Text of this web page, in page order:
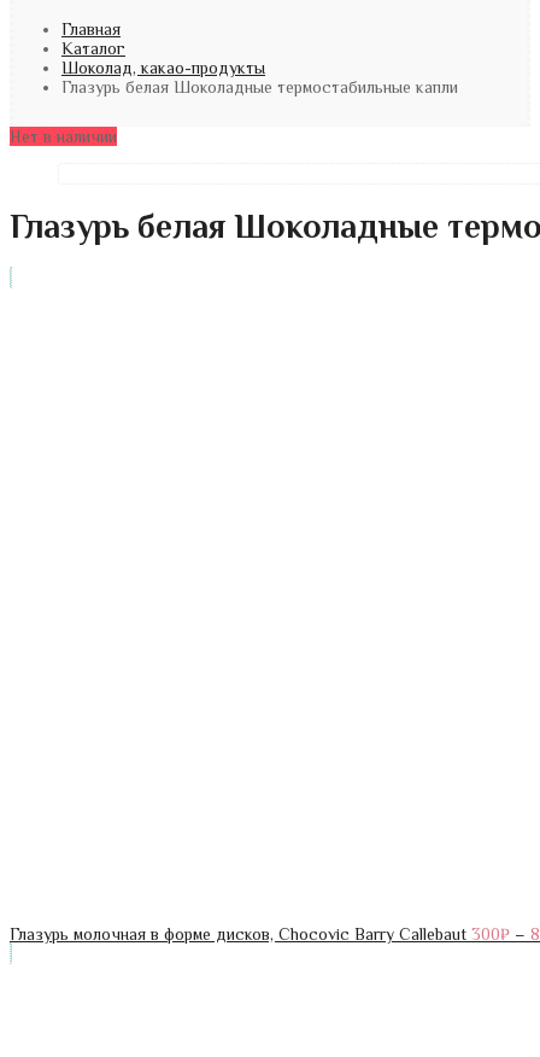
Главная
Каталог
Шоколад, какао-продукты
Глазурь белая Шоколадные термостабильные капли
Нет в наличии
Глазурь белая Шоколадные
Глазурь молочная в форме дисков, Chocovic Barry Callebaut 300₽ –